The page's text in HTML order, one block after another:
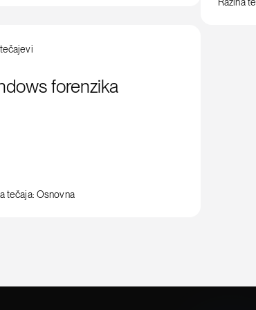
forenzika
tečaja: Osnovna